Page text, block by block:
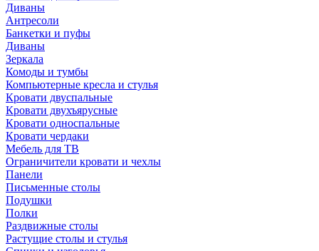
Диваны
Антресоли
Банкетки и пуфы
Диваны
Зеркала
Комоды и тумбы
Компьютерные кресла и стулья
Кровати двуспальные
Кровати двухъярусные
Кровати односпальные
Кровати чердаки
Мебель для ТВ
Ограничители кровати и чехлы
Панели
Письменные столы
Подушки
Полки
Раздвижные столы
Растущие столы и стулья